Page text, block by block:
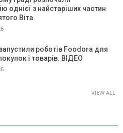
однієї з найстаріших частин
Віта
роботів Foodora для
і товарів. ВІДЕО
VIEW ALL